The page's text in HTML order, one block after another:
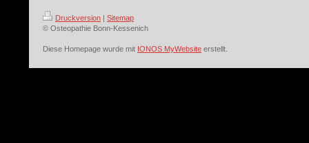
Druckversion | Sitemap
© Osteopathie Bonn-Kessenich
Diese Homepage wurde mit IONOS MyWebsite erstellt.